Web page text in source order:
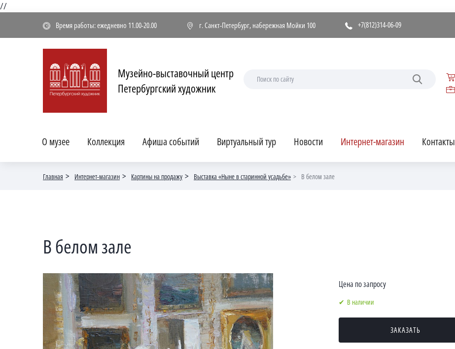
//
Время работы: ежедневно 11.00-20.00 г. Санкт-Петербург, набережная Мойки 100 +7(812)314-06-09
Музейно-выставочный центр
Петербургский художник
О музее Коллекция Афиша событий Виртуальный тур Новости Интернет-магазин Контакты
Главная Интернет-магазин Картины на продажу Выставка «Ныне в старинной усадьбе» В белом зале
В белом зале
Цена по запросу
В наличии
ЗАКАЗАТЬ